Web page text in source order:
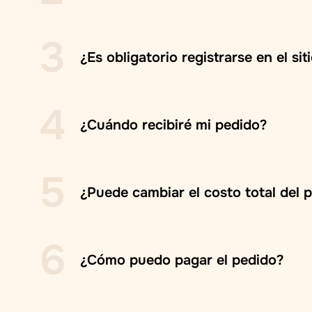
¿Es obligatorio registrarse en el
¿Cuándo recibiré mi pedido?
¿Puede cambiar el costo total del
¿Cómo puedo pagar el pedido?